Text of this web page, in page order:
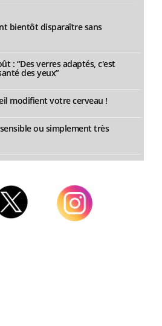
bientôt disparaître sans
: “Des verres adaptés, c'est
des yeux”
modifient votre cerveau !
ou simplement très